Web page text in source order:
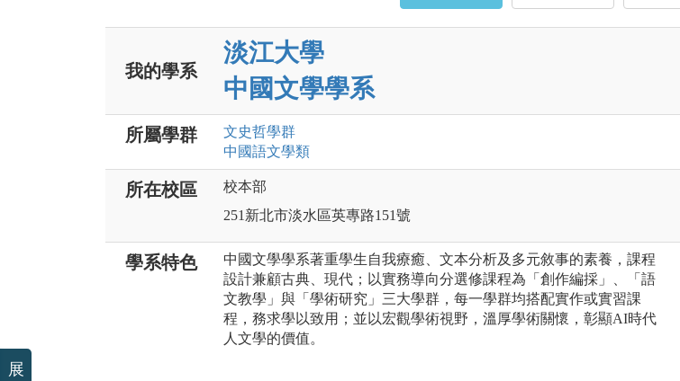
我的學系
淡江大學
中國文學學系
所屬學群 文史哲學群
中國語文學類
所在校區
校本部
251新北市淡水區英專路151號
學系特色
中國文學學系著重學生自我療癒、文本分析及多元敘事的素養，課程
設計兼顧古典、現代；以實務導向分選修課程為「創作編採」、「語
文教學」與「學術研究」三大學群，每一學群均搭配實作或實習課
程，務求學以致用；並以宏觀學術視野，溫厚學術關懷，彰顯AI時代
人文學的價值。
展